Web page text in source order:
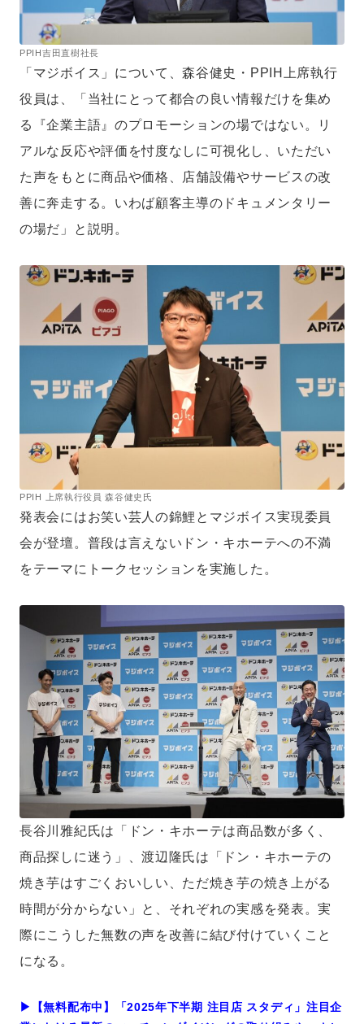
PPIH吉田直樹社長
「マジボイス」について、森谷健史・PPIH上席執行
役員は、「当社にとって都合の良い情報だけを集め
る『企業主語』のプロモーションの場ではない。リ
アルな反応や評価を忖度なしに可視化し、いただい
た声をもとに商品や価格、店舗設備やサービスの改
善に奔走する。いわば顧客主導のドキュメンタリー
の場だ」と説明。
PPIH 上席執行役員 森谷健史氏
発表会にはお笑い芸人の錦鯉とマジボイス実現委員
会が登壇。普段は言えないドン・キホーテへの不満
をテーマにトークセッションを実施した。
長谷川雅紀氏は「ドン・キホーテは商品数が多く、
商品探しに迷う」、渡辺隆氏は「ドン・キホーテの
焼き芋はすごくおいしい、ただ焼き芋の焼き上がる
時間が分からない」と、それぞれの実感を発表。実
際にこうした無数の声を改善に結び付けていくこと
になる。
▶︎【無料配布中】「2025年下半期 注目店 スタディ」注目企